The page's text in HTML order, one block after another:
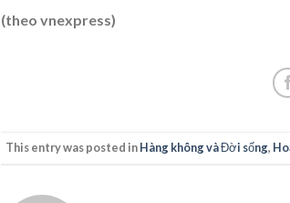
(theo vnexpress)
This entry was posted inHàng không và Đời sống,